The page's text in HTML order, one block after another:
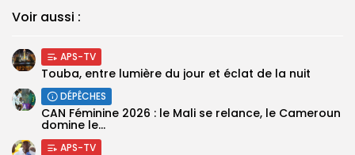
Voir aussi :
APS-TV
Touba, entre lumière du jour et éclat de la nuit
DÉPÊCHES
‎CAN Féminine 2026 : le Mali se relance, le Cameroun
domine le...
APS-TV